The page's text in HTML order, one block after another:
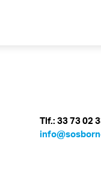
Tlf.: 33 73 02